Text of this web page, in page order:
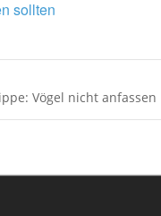
sollten
Vögel nicht anfassen